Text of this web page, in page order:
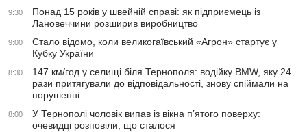
9:30
Понад 15 років у швейній справі: як підприємець із
Лановеччини розширив виробництво
9:00
Стало відомо, коли великогаївський «Агрон» стартує у
Кубку України
8:30
147 км/год у селищі біля Тернополя: водійку BMW, яку 24
рази притягували до відповідальності, знову спіймали на
порушенні
8:00
У Тернополі чоловік випав із вікна п’ятого поверху:
очевидці розповіли, що сталося